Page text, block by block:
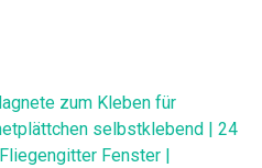
zum Kleben für
selbstklebend | 24
Fenster |